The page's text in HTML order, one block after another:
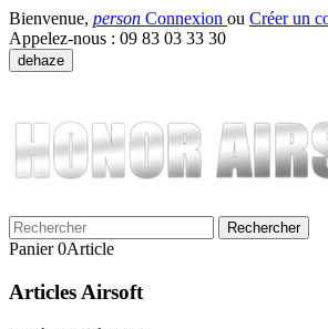
Bienvenue, person Connexion ou Créer un
Appelez-nous : 09 83 03 33 30
dehaze
Rechercher
Panier 0Article
Articles Airsoft